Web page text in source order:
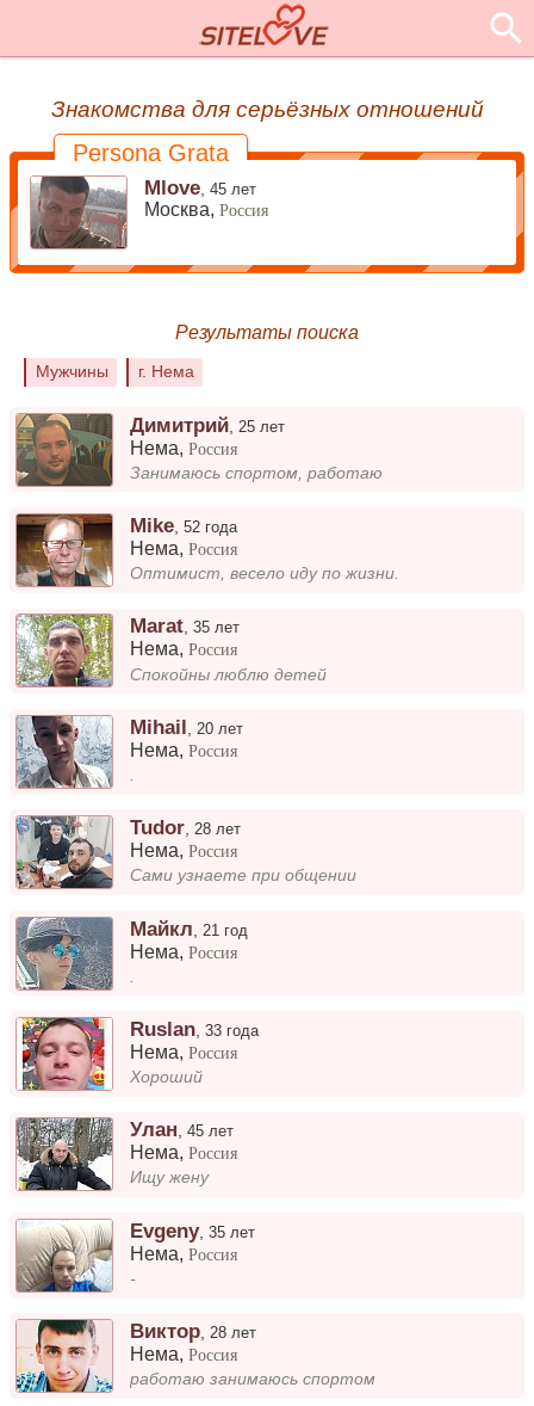
Знакомства для серьёзных отношений
Persona Grata
Mlove ,45 лет
Москва,Россия
Результаты поиска
Мужчины г. Нема
Димитрий 25 лет
Нема,Россия
Занимаюсь спортом, работаю
Mike ,52 года
Нема,Россия
Оптимист, весело иду по жизни.
Marat,35 лет
Нема,Россия
Спокойны люблю детей
Mihail 20 лет
Нема,Россия
Tudor 28 лет
Нема,Россия
Сами узнаете при общении
Майкл 21 год
Нема,Россия
Ruslan ,33 года
Нема,Россия
Хороший
Улан,45 лет
Нема,Россия
Ищу жену
Evgeny,35 лет
Нема,Россия
-
Виктор 28 лет
Нема,Россия
работаю занимаюсь спортом